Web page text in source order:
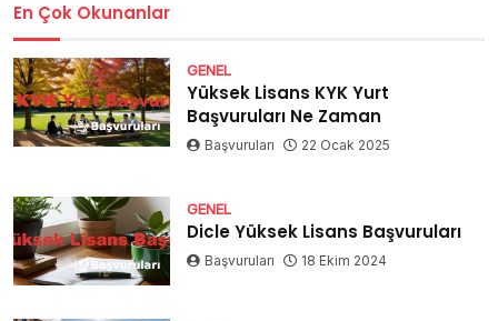
En Çok Okunanlar
GENEL
Yüksek Lisans KYK Yurt
Başvuruları Ne Zaman
Başvuruları 22 Ocak 2025
GENEL
Dicle Yüksek Lisans Başvuruları
Başvuruları 18 Ekim 2024